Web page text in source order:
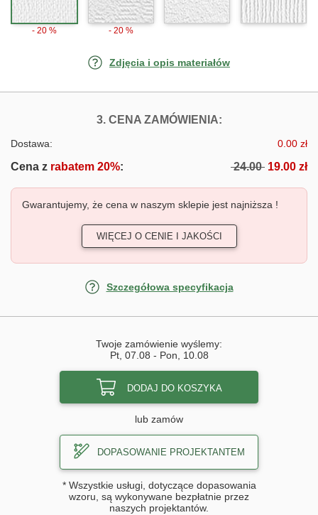
- 20 % - 20 %
Zdjęcia i opis materiałów
3. CENA ZAMÓWIENIA:FOTOTAPETY
Dostawa: 0.00 zł
Cena z rabatem 20%: 24.00 19.00 zł
Gwarantujemy, że cena w naszym sklepie jest najniższa !
WIĘCEJ O CENIE I JAKOŚCI
Szczegółowa specyfikacja
Twoje zamówienie wyślemy:
Pt, 07.08 - Pon, 10.08
DODAJ DO KOSZYKA
lub zamów
DOPASOWANIE PROJEKTANTEM
* Wszystkie usługi, dotyczące dopasowania
wzoru, są wykonywane bezpłatnie przez
naszych projektantów.